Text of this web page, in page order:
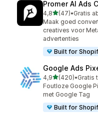
Promer AI Ads
4,8van 5 sterren
(47)
47 recensies in
•
Maak goed
creatives voor
advertenties
Built for
Google Ads
4,9van 5 sterren
(420)
420 recensies in
•Gratis
Foutloze Google
met Google Tag
Built for